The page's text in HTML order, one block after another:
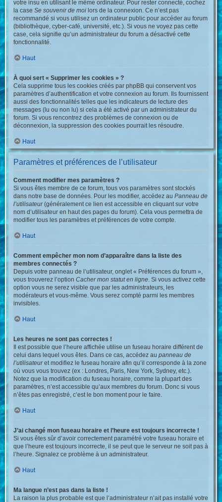
votre insu en utilisant le même ordinateur. Pour rester connecté, cochez
la caseSe souvenir de moi lors de la connexion. Ce n’est pas
recommandé si vous utilisez un ordinateur public pour accéder au forum
(bibliothèque, cyber-café, université, etc.). Si vous ne voyez pas cette
case, cela signifie qu’un administrateur du forum a désactivé cette
fonctionnalité.
Haut
À quoi sert « Supprimer les cookies » ?
Cela supprime tous les cookies créés par phpBB qui conservent vos
paramètres d’authentification et votre connexion au forum. Ils fournissent
aussi des fonctionnalités telles que les indicateurs de lecture des
messages (lu ou non lu) si cela a été activé par un administrateur du
forum. Si vous rencontrez des problèmes de connexion ou de
déconnexion, la suppression des cookies pourrait les résoudre.
Haut
Paramètres et préférences de l’utilisateur
Comment modifier mes paramètres ?
Si vous êtes membre de ce forum, tous vos paramètres sont stockés
dans notre base de données. Pour les modifier, accédez auPanneau de
l’utilisateur(généralement ce lien est accessible en cliquant sur votre
nom d’utilisateur en haut des pages du forum). Cela vous permettra de
modifier tous les paramètres et préférences de votre compte.
Haut
Comment empêcher mon nom d’apparaître dans la liste des
membres connectés ?
Depuis votre panneau de l’utilisateur, onglet « Préférences du forum »,
vous trouverez l’optionCacher mon statut en ligne. Si vous activez cette
option vous ne serez visible que par les administrateurs, les
modérateurs et vous-même. Vous serez compté parmi les membres
invisibles.
Haut
Les heures ne sont pas correctes !
Il est possible que l’heure affichée utilise un fuseau horaire différent de
celui dans lequel vous êtes. Dans ce cas, accédez aupanneau de
l’utilisateuret modifiez le fuseau horaire afin qu’il corresponde à la zone
où vous vous trouvez (ex : Londres, Paris, New York, Sydney, etc.).
Notez que la modification du fuseau horaire, comme la plupart des
paramètres, n’est accessible qu’aux membres du forum. Donc si vous
n’êtes pas enregistré, c’est le bon moment pour le faire.
Haut
J’ai changé mon fuseau horaire et l’heure est toujours incorrecte !
Si vous êtes sûr d’avoir correctement paramétré votre fuseau horaire et
que l’heure est toujours incorrecte, il se peut que le serveur ne soit pas à
l’heure. Signalez ce problème à un administrateur.
Haut
Ma langue n’est pas dans la liste !
La raison la plus probable est que l’administrateur n’ait pas installé votre